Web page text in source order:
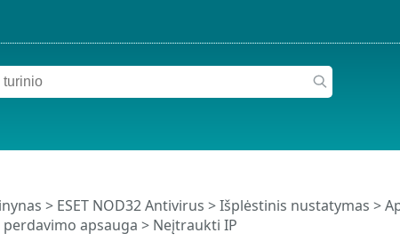
> ESET NOD32 Antivirus >Išplėstinis nustatymas >
perdavimo apsauga > Neįtraukti IP